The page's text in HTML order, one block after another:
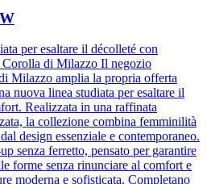
per esaltare il décolleté con
Corolla di Milazzo Il negozio
Milazzo amplia la propria offerta
nuova linea studiata per esaltare il
Realizzata in una raffinata
la collezione combina femminilità
design essenziale e contemporaneo.
senza ferretto, pensato per garantire
forme senza rinunciare al comfort e
moderna e sofisticata. Completano